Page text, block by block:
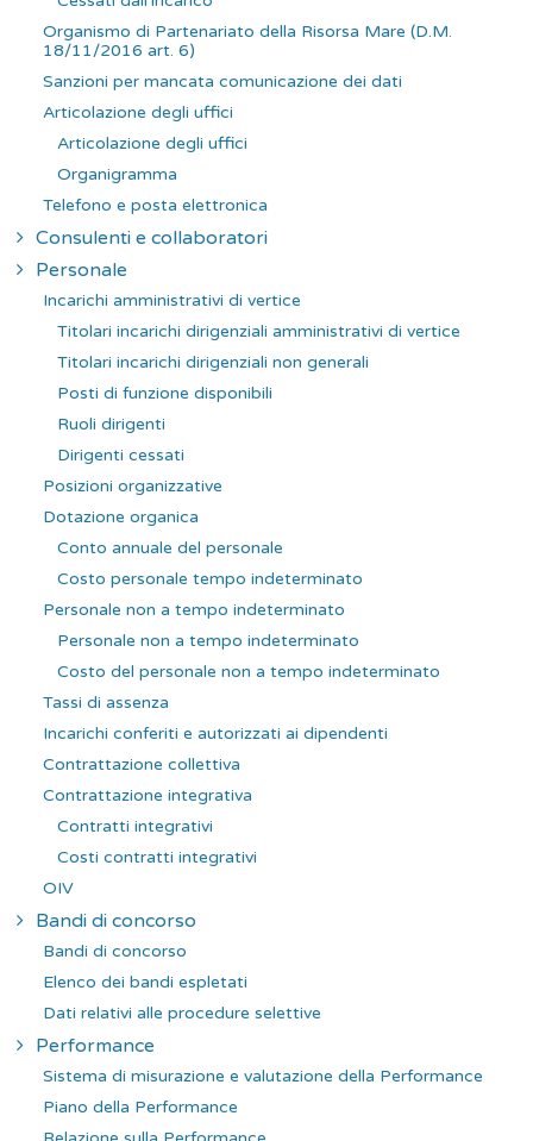
Organismo di Partenariato della Risorsa Mare (D.M.
18/11/2016 art. 6)
Sanzioni per mancata comunicazione dei dati
Articolazione degli uffici
Articolazione degli uffici
Organigramma
Telefono e posta elettronica
Consulenti e collaboratori
Personale
Incarichi amministrativi di vertice
Titolari incarichi dirigenziali amministrativi di vertice
Titolari incarichi dirigenziali non generali
Posti di funzione disponibili
Ruoli dirigenti
Dirigenti cessati
Posizioni organizzative
Dotazione organica
Conto annuale del personale
Costo personale tempo indeterminato
Personale non a tempo indeterminato
Personale non a tempo indeterminato
Costo del personale non a tempo indeterminato
Tassi di assenza
Incarichi conferiti e autorizzati ai dipendenti
Contrattazione collettiva
Contrattazione integrativa
Contratti integrativi
Costi contratti integrativi
OIV
Bandi di concorso
Bandi di concorso
Elenco dei bandi espletati
Dati relativi alle procedure selettive
Performance
Sistema di misurazione e valutazione della Performance
Piano della Performance